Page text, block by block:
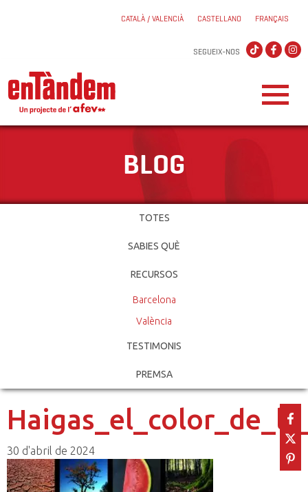
CATALÀ / VALENCIÀ CASTELLANO FRANÇAIS
SEGUEIX-NOS
BLOG
TOTES
SABIES QUÈ
RECURSOS
Barcelona
València
TESTIMONIS
PREMSA
30 d'abril de 2024